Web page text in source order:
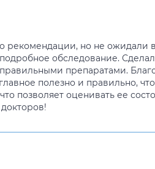
но не ожидали
обследование.
препаратами.
полезно и правильно,
позволяет оценивать ее